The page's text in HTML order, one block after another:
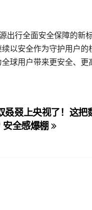
出行全面安全保障的新
以安全作为守护用户
球用户带来更安全、更
叒叕上央视了！这把
安全感爆棚